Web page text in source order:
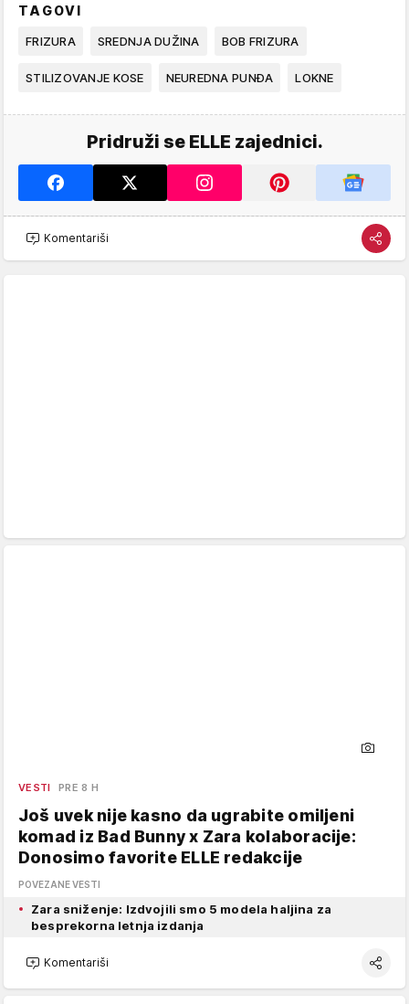
TAGOVI
FRIZURA SREDNJA DUŽINA BOB FRIZURA
STILIZOVANJE KOSE NEUREDNA PUNĐA LOKNE
Pridruži se ELLE zajednici.
Komentariši
VESTI PRE 8 H
Još uvek nije kasno da ugrabite omiljeni
komad iz Bad Bunny x Zara kolaboracije:
Donosimo favorite ELLE redakcije
POVEZANE VESTI
Zara sniženje: Izdvojili smo 5 modela haljina za
besprekorna letnja izdanja
Komentariši